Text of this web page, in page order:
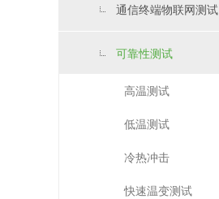
通信终端物联网测试
可靠性测试
高温测试
低温测试
冷热冲击
快速温变测试